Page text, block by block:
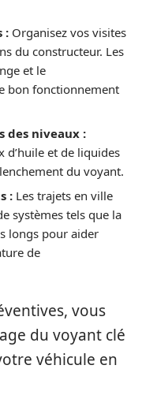
: Organisez vos visites
du constructeur. Les
et le
bon fonctionnement
des niveaux :
d’huile et de liquides
du voyant.
: Les trajets en ville
systèmes tels que la
longs pour aider
de
vous
du voyant clé
véhicule en